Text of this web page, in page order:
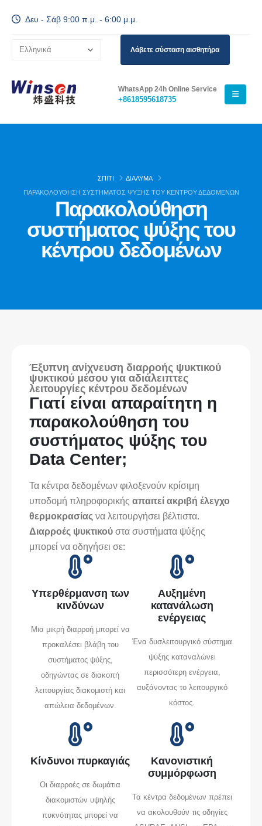
Δευ - Σάβ 9:00 π.μ. - 6:00 μ.μ.
Λάβετε σύσταση αισθητήρα
WhatsApp 24h Online Service
+8618595618735
ΣΠΊΤΙ
ΔΙΆΛΥΜΑ
ΠΑΡΑΚΟΛΟΎΘΗΣΗ ΣΥΣΤΉΜΑΤΟΣ ΨΎΞΗΣ ΤΟΥ ΚΈΝΤΡΟΥ ΔΕΔΟΜΈΝΩΝ
Παρακολούθηση
συστήματος ψύξης του
κέντρου δεδομένων
Έξυπνη ανίχνευση διαρροής ψυκτικού
ψυκτικού μέσου για αδιάλειπτες
λειτουργίες κέντρου δεδομένων
Γιατί είναι απαραίτητη η
παρακολούθηση του
συστήματος ψύξης του
Data Center;
Τα κέντρα δεδομένων φιλοξενούν κρίσιμη
υποδομή πληροφορικής απαιτεί ακριβή έλεγχο
θερμοκρασίας να λειτουργήσει βέλτιστα.
Διαρροές ψυκτικού στα συστήματα ψύξης
μπορεί να οδηγήσει σε:
Υπερθέρμανση των
κινδύνων
Μια μικρή διαρροή μπορεί να
προκαλέσει βλάβη του
συστήματος ψύξης,
οδηγώντας σε διακοπή
λειτουργίας διακομιστή και
απώλεια δεδομένων.
Αυξημένη
κατανάλωση
ενέργειας
Ένα δυσλειτουργικό σύστημα
ψύξης καταναλώνει
περισσότερη ενέργεια,
αυξάνοντας το λειτουργικό
κόστος.
Κίνδυνοι πυρκαγιάς
Οι διαρροές σε δωμάτια
διακομιστών υψηλής
πυκνότητας μπορεί να
Κανονιστική
συμμόρφωση
Τα κέντρα δεδομένων πρέπει
να ακολουθούν τις οδηγίες